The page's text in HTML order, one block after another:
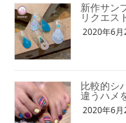
新作サン
リクエス
2020年6月
比較的シ
違うハメ
2020年6月